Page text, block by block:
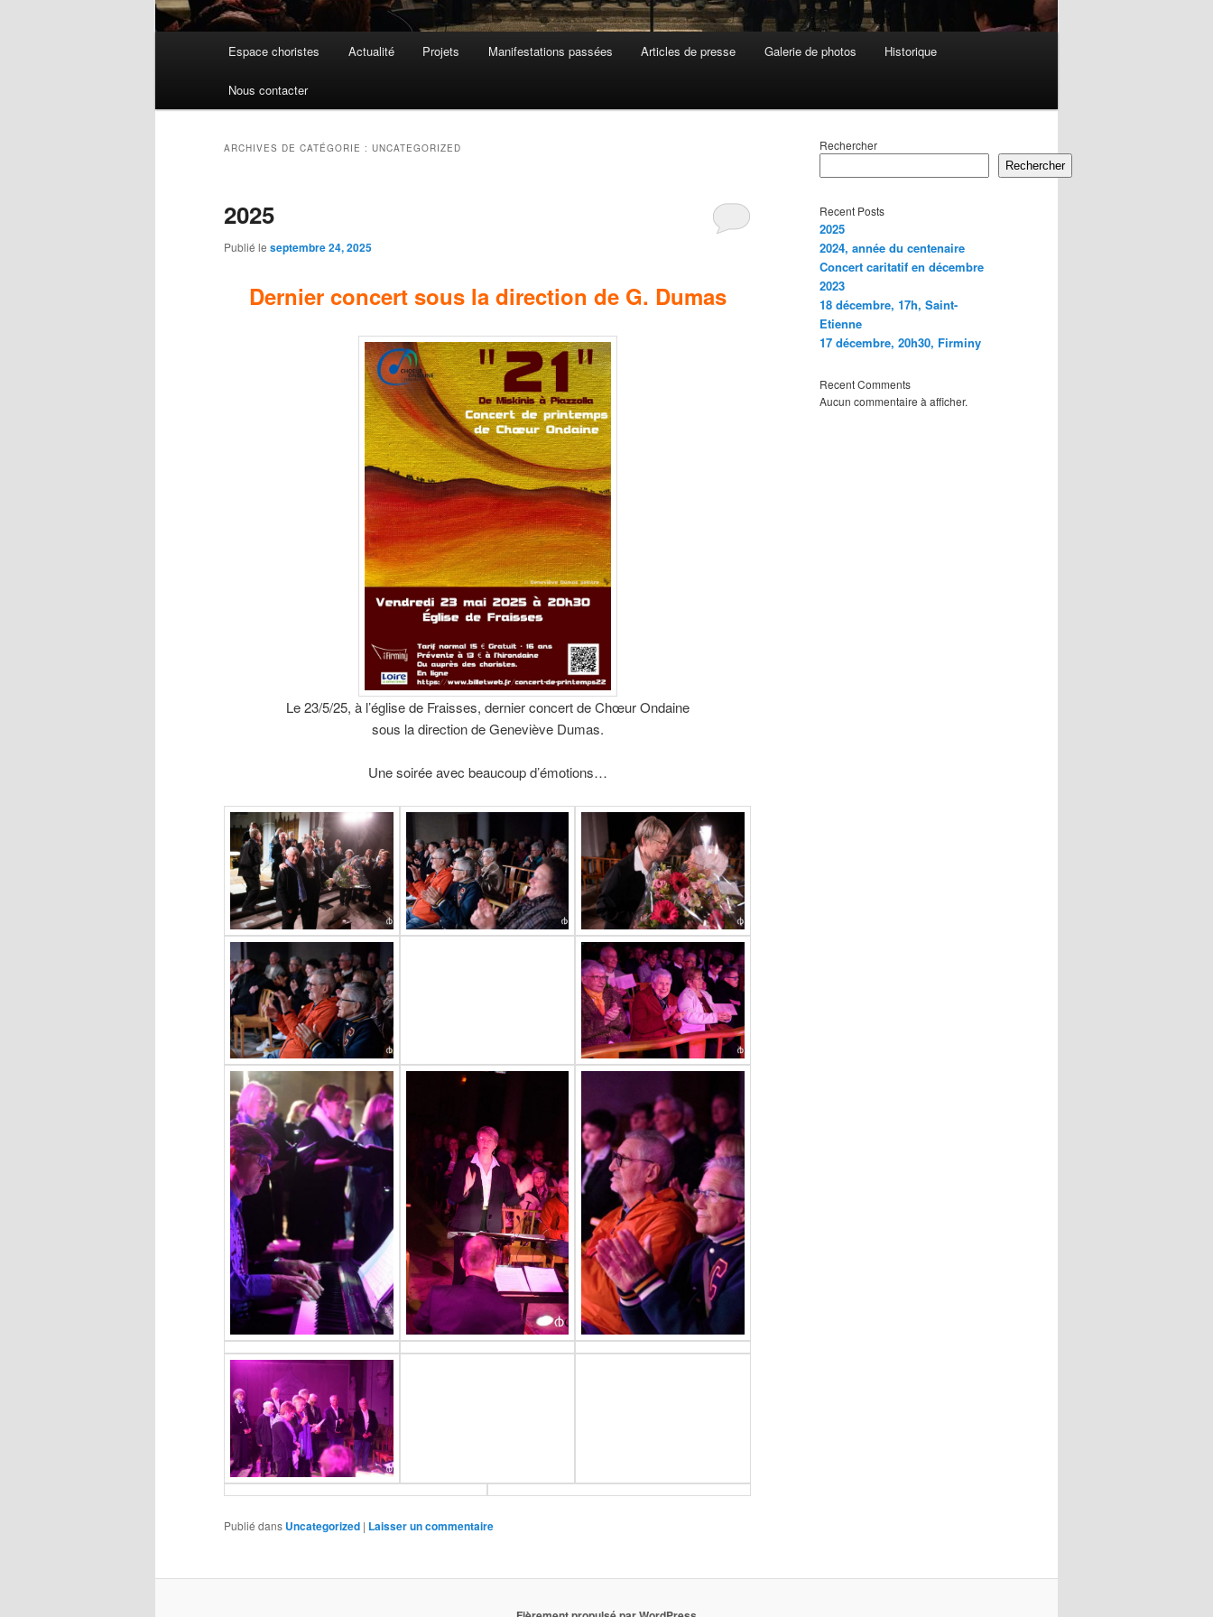
Espace choristes Actualité Projets Manifestations passées Articles de presse Galerie de photos Historique
Nous contacter
ARCHIVES DE CATÉGORIE : UNCATEGORIZED
2025
Publié le septembre 24, 2025
Dernier concert sous la direction de G. Dumas
Le 23/5/25, à l’église de Fraisses, dernier concert de Chœur Ondaine
sous la direction de Geneviève Dumas.
Une soirée avec beaucoup d’émotions…
Publié dans Uncategorized | Laisser un commentaire
Rechercher
Rechercher
Recent Posts
2025
2024, année du centenaire
Concert caritatif en décembre
2023
18 décembre, 17h, Saint-
Etienne
17 décembre, 20h30, Firminy
Recent Comments
Aucun commentaire à afficher.